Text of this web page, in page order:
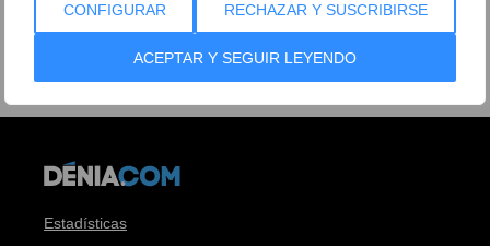
CONFIGURAR RECHAZAR Y SUSCRIBIRSE
ACEPTAR Y SEGUIR LEYENDO
Estadísticas